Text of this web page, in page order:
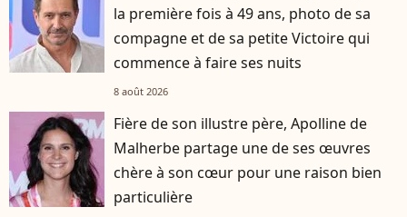
la première fois à 49 ans, photo de sa
compagne et de sa petite Victoire qui
commence à faire ses nuits
8 août 2026
Fière de son illustre père, Apolline de
Malherbe partage une de ses œuvres
chère à son cœur pour une raison bien
particulière